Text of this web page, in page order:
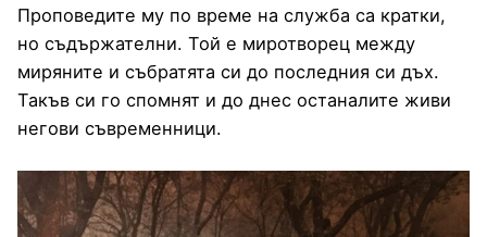
Проповедите му по време на служба са кратки,
но съдържателни. Той е миротворец между
миряните и събратята си до последния си дъх.
Такъв си го спомнят и до днес останалите живи
негови съвременници.